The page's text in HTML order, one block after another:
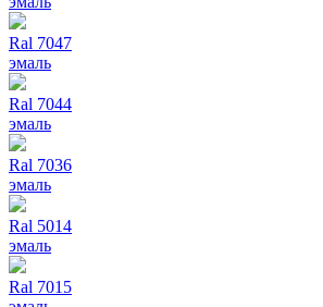
Ral 7047
эмаль
Ral 7044
эмаль
Ral 7036
эмаль
Ral 5014
эмаль
Ral 7015